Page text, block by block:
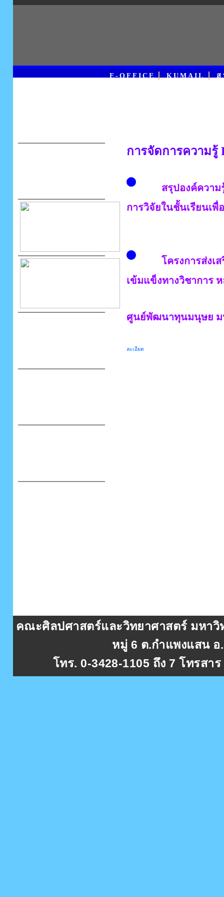
E-OFFICE KUMAIL ส
การจัดการความรู้
สรุปองค์ความ
การวิจัยในชั้นเรียน
โครงการส่งเ
เข้มแข็งทางวิชากา
ศูนย์พัฒนาทุนมนุษย
คณะศิลปศาสตร์และวิทยาศาสตร์ มหาวิ
หมู่ 6 ต.กำแพงแสน
โทร. 0-3428-1105 ถึง 7 โทรสา